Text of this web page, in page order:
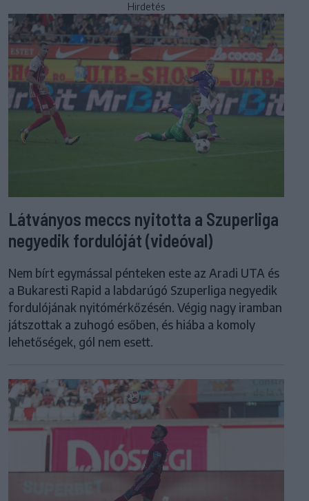
Hirdetés
Látványos meccs nyitotta a Szuperliga
negyedik fordulóját (videóval)
Nem bírt egymással pénteken este az Aradi UTA és
a Bukaresti Rapid a labdarúgó Szuperliga negyedik
fordulójának nyitómérkőzésén. Végig nagy iramban
játszottak a zuhogó esőben, és hiába a komoly
lehetőségek, gól nem esett.